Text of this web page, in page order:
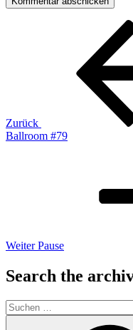
Zurück
Ballroom #79
Weiter Pause
Search the
Suche
nach: